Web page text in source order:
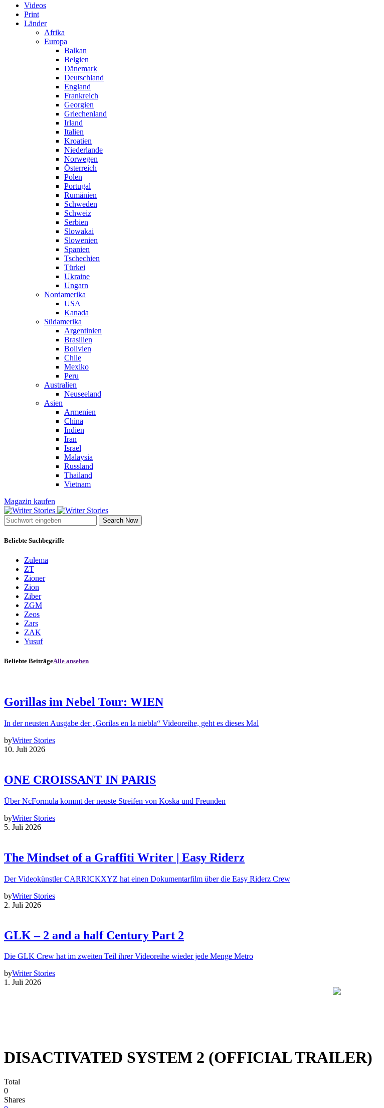
Videos
Print
Länder
Afrika
Europa
Balkan
Belgien
Dänemark
Deutschland
England
Frankreich
Georgien
Griechenland
Irland
Italien
Kroatien
Niederlande
Norwegen
Österreich
Polen
Portugal
Rumänien
Schweden
Schweiz
Serbien
Slowakai
Slowenien
Spanien
Tschechien
Türkei
Ukraine
Ungarn
Nordamerika
USA
Kanada
Südamerika
Argentinien
Brasilien
Bolivien
Chile
Mexiko
Peru
Australien
Neuseeland
Asien
Armenien
China
Indien
Iran
Israel
Malaysia
Russland
Thailand
Vietnam
Magazin kaufen
Search Now
Beliebte Suchbegriffe
Zulema
ZT
Zioner
Zion
Ziber
ZGM
Zeos
Zars
ZAK
Yusuf
Beliebte BeiträgeAlle ansehen
Gorillas im Nebel Tour: WIEN
In der neusten Ausgabe der „Gorilas en la niebla“ Videoreihe, geht es dieses Mal
byWriter Stories
10. Juli 2026
ONE CROISSANT IN PARIS
Über NcFormula kommt der neuste Streifen von Koska und Freunden
byWriter Stories
5. Juli 2026
The Mindset of a Graffiti Writer | Easy Riderz
Der Videokünstler CARRICKXYZ hat einen Dokumentarfilm über die Easy Riderz Crew
byWriter Stories
2. Juli 2026
GLK – 2 and a half Century Part 2
Die GLK Crew hat im zweiten Teil ihrer Videoreihe wieder jede Menge Metro
byWriter Stories
1. Juli 2026
DISACTIVATED SYSTEM 2 (OFFICIAL TRAILER)
Total
0
Shares